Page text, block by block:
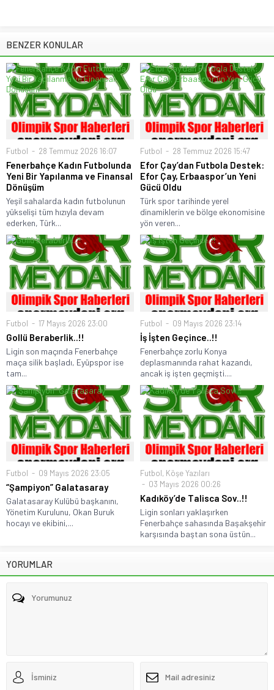
BENZER KONULAR
Futbol 28 Temmuz 2026 16:07
Fenerbahçe Kadın Futbolunda
Yeni Bir Yapılanma ve Finansal
Dönüşüm
Yeşil sahalarda kadın futbolunun
yükselişi tüm hızıyla devam
ederken, Türk...
Futbol 28 Temmuz 2026 15:47
Efor Çay’dan Futbola Destek:
Efor Çay, Erbaaspor’un Yeni
Gücü Oldu
Türk spor tarihinde yerel
dinamiklerin ve bölge ekonomisine
yön veren...
Futbol 17 Mayıs 2026 23:00
Gollü Beraberlik..!!
Ligin son maçında Fenerbahçe
maça silik başladı, Eyüpspor ise
tam...
Futbol 09 Mayıs 2026 23:14
İş İşten Geçince..!!
Fenerbahçe zorlu Konya
deplasmanında rahat kazandı,
ancak iş işten geçmişti....
Futbol 09 Mayıs 2026 23:05
“Şampiyon” Galatasaray
Galatasaray Kulübü başkanını,
Yönetim Kurulunu, Okan Buruk
hocayı ve ekibini,...
Futbol, Köşe Yazıları
03 Mayıs 2026 00:26
Kadıköy’de Talisca Sov..!!
Ligin sonları yaklaşırken
Fenerbahçe sahasında Başakşehir
karşısında baştan sona üstün...
YORUMLAR